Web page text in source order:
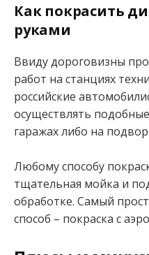
Как покрасить
руками
Ввиду дороговизны
работ на станциях
российские
осуществлять
гаражах либо на
Любому способу
тщательная мойка и
обработке. Самый
способ – покраска с